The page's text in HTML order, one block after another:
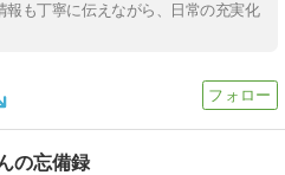
報も丁寧に伝えながら、日常の充実化
の忘備録